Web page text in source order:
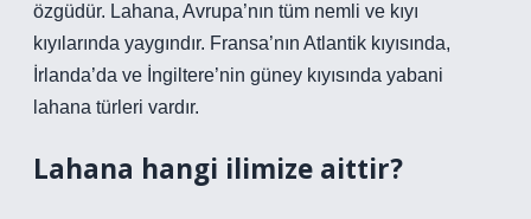
özgüdür. Lahana, Avrupa’nın tüm nemli ve kıyı
kıyılarında yaygındır. Fransa’nın Atlantik kıyısında,
İrlanda’da ve İngiltere’nin güney kıyısında yabani
lahana türleri vardır.
Lahana hangi ilimize aittir?